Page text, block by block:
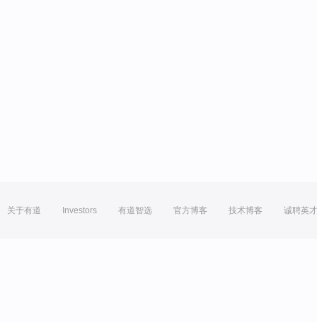
关于有道 Investors 有道智选 官方博客 技术博客 诚聘英才